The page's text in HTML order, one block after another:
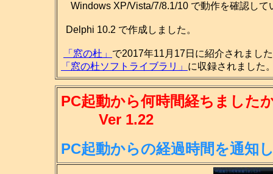
Windows XP/Vista/7/8.1/10 で動作を確認して
Delphi 10.2 で作成しました。
「窓の杜」 で2017年11月17日に紹介されまし
「窓の杜ソフトライブラリ」 に収録されました
PC起動から何時間経ちました
Ver 1.22
PC起動からの経過時間を通知